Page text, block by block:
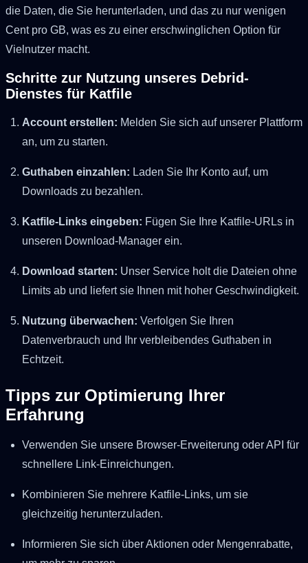
die Daten, die Sie herunterladen, und das zu nur wenigen
Cent pro GB, was es zu einer erschwinglichen Option für
Vielnutzer macht.
Schritte zur Nutzung unseres Debrid-
Dienstes für Katfile
Account erstellen: Melden Sie sich auf unserer Plattform
an, um zu starten.
Guthaben einzahlen: Laden Sie Ihr Konto auf, um
Downloads zu bezahlen.
Katfile-Links eingeben: Fügen Sie Ihre Katfile-URLs in
unseren Download-Manager ein.
Download starten: Unser Service holt die Dateien ohne
Limits ab und liefert sie Ihnen mit hoher Geschwindigkeit.
Nutzung überwachen: Verfolgen Sie Ihren
Datenverbrauch und Ihr verbleibendes Guthaben in
Echtzeit.
Tipps zur Optimierung Ihrer
Erfahrung
Verwenden Sie unsere Browser-Erweiterung oder API für
schnellere Link-Einreichungen.
Kombinieren Sie mehrere Katfile-Links, um sie
gleichzeitig herunterzuladen.
Informieren Sie sich über Aktionen oder Mengenrabatte,